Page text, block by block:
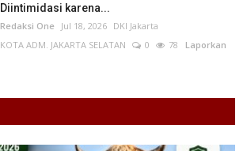
Diintimidasi karena...
Redaksi One Jul 18, 2026 DKI Jakarta
KOTA ADM. JAKARTA SELATAN
0 78 Laporkan